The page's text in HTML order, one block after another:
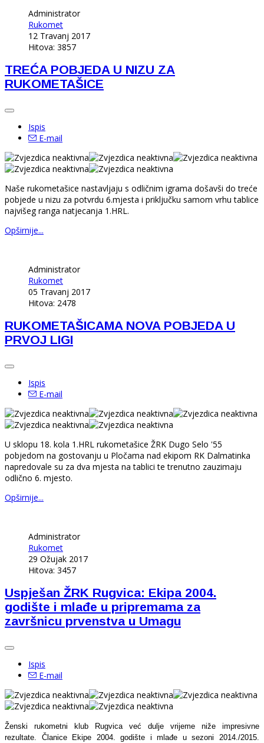
Administrator
Rukomet
12 Travanj 2017
Hitova: 3857
TREĆA POBJEDA U NIZU ZA
RUKOMETAŠICE
Ispis
E-mail
Naše rukometašice nastavljaju s odličnim igrama došavši do treće
pobjede u nizu za potvrdu 6.mjesta i priključku samom vrhu tablice
najvišeg ranga natjecanja 1.HRL.
Opširnije...
Administrator
Rukomet
05 Travanj 2017
Hitova: 2478
RUKOMETAŠICAMA NOVA POBJEDA U
PRVOJ LIGI
Ispis
E-mail
U sklopu 18. kola 1.HRL rukometašice ŽRK Dugo Selo '55
pobjedom na gostovanju u Pločama nad ekipom RK Dalmatinka
napredovale su za dva mjesta na tablici te trenutno zauzimaju
odlično 6. mjesto.
Opširnije...
Administrator
Rukomet
29 Ožujak 2017
Hitova: 3457
Uspješan ŽRK Rugvica: Ekipa 2004.
godište i mlađe u pripremama za
završnicu prvenstva u Umagu
Ispis
E-mail
Ženski rukometni klub Rugvica već dulje vrijeme niže impresivne
rezultate. Članice Ekipe 2004. godište i mlađe u sezoni 2014./2015.